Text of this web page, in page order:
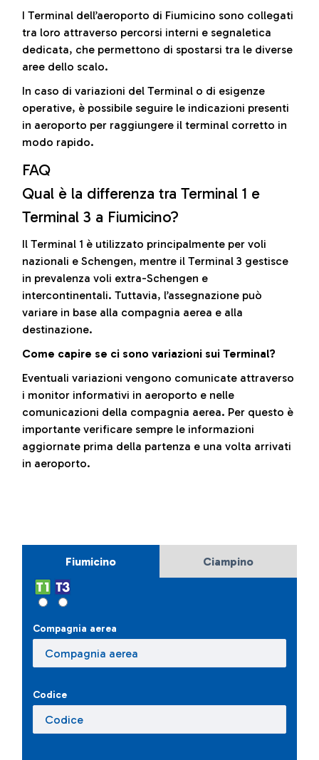
I Terminal dell’aeroporto di Fiumicino sono collegati
tra loro attraverso percorsi interni e segnaletica
dedicata, che permettono di spostarsi tra le diverse
aree dello scalo.
In caso di variazioni del Terminal o di esigenze
operative, è possibile seguire le indicazioni presenti
in aeroporto per raggiungere il terminal corretto in
modo rapido.
FAQ
Qual è la differenza tra Terminal 1 e
Terminal 3 a Fiumicino?
Il Terminal 1 è utilizzato principalmente per voli
nazionali e Schengen, mentre il Terminal 3 gestisce
in prevalenza voli extra-Schengen e
intercontinentali. Tuttavia, l’assegnazione può
variare in base alla compagnia aerea e alla
destinazione.
Come capire se ci sono variazioni sui Terminal?
Eventuali variazioni vengono comunicate attraverso
i monitor informativi in aeroporto e nelle
comunicazioni della compagnia aerea. Per questo è
importante verificare sempre le informazioni
aggiornate prima della partenza e una volta arrivati
in aeroporto.
Fiumicino Ciampino
Compagnia aerea
Codice